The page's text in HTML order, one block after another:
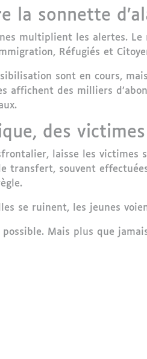
la sonnette
multiplient les alertes.
Réfugiés et
sont en cours,
affichent des milliers
des
laisse les victimes
transfert, souvent
se ruinent, les jeunes
possible. Mais plus que